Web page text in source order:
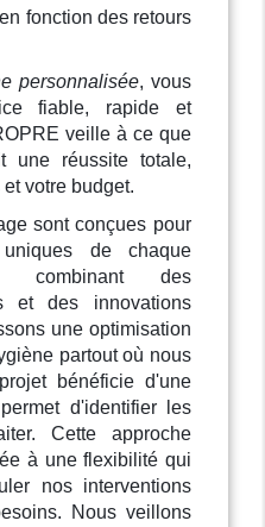
fonction des retours
personnalisée, vous
fiable, rapide et
veille à ce que
une réussite totale,
votre budget.
sont conçues pour
de chaque
combinant des
et des innovations
une optimisation
partout où nous
bénéficie d'une
d'identifier les
Cette approche
à une flexibilité qui
nos interventions
Nous veillons